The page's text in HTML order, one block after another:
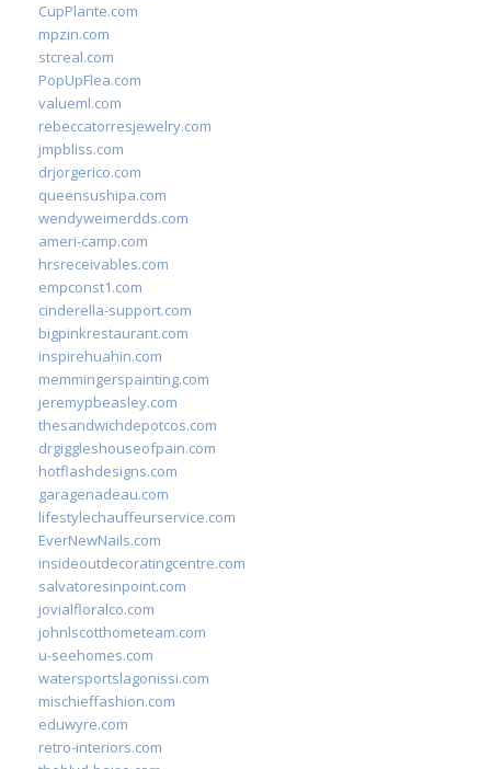
CupPlante.com
mpzin.com
stcreal.com
PopUpFlea.com
valueml.com
rebeccatorresjewelry.com
jmpbliss.com
drjorgerico.com
queensushipa.com
wendyweimerdds.com
ameri-camp.com
hrsreceivables.com
empconst1.com
cinderella-support.com
bigpinkrestaurant.com
inspirehuahin.com
memmingerspainting.com
jeremypbeasley.com
thesandwichdepotcos.com
drgiggleshouseofpain.com
hotflashdesigns.com
garagenadeau.com
lifestylechauffeurservice.com
EverNewNails.com
insideoutdecoratingcentre.com
salvatoresinpoint.com
jovialfloralco.com
johnlscotthometeam.com
u-seehomes.com
watersportslagonissi.com
mischieffashion.com
eduwyre.com
retro-interiors.com